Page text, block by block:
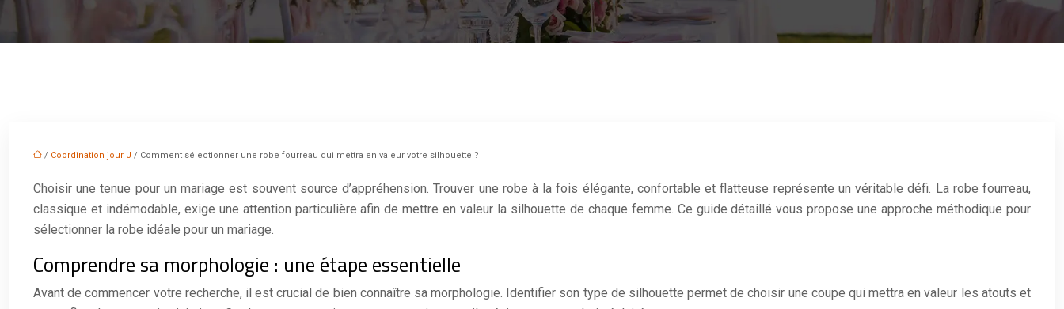
/ Coordination jour J / Comment sélectionner une robe fourreau qui mettra en valeur votre silhouette ?
Choisir une tenue pour un mariage est souvent source d’appréhension. Trouver une robe à la fois élégante, confortable et flatteuse représente un véritable défi. La robe fourreau,
classique et indémodable, exige une attention particulière afin de mettre en valeur la silhouette de chaque femme. Ce guide détaillé vous propose une approche méthodique pour
sélectionner la robe idéale pour un mariage.
Comprendre sa morphologie : une étape essentielle
Avant de commencer votre recherche, il est crucial de bien connaître sa morphologie. Identifier son type de silhouette permet de choisir une coupe qui mettra en valeur les atouts et